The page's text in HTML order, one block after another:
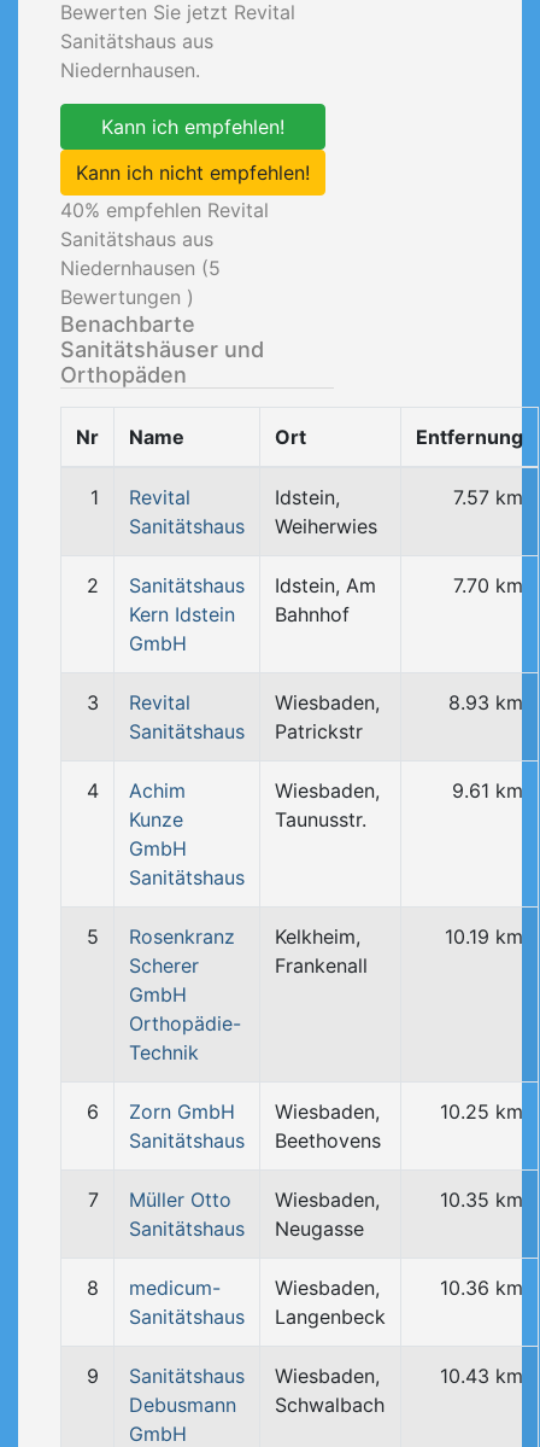
Bewerten Sie jetzt Revital
Sanitätshaus aus
Niedernhausen.
Kann ich empfehlen!
Kann ich nicht empfehlen!
40% empfehlen Revital
Sanitätshaus aus
Niedernhausen (5
Bewertungen )
Benachbarte
Sanitätshäuser und
Orthopäden
Nr Name Ort Entfernung
1
Revital
Sanitätshaus
Idstein,
Weiherwies
7.57 km
2
Sanitätshaus
Kern Idstein
GmbH
Idstein, Am
Bahnhof
7.70 km
3
Revital
Sanitätshaus
Wiesbaden,
Patrickstr
8.93 km
4
Achim
Kunze
GmbH
Sanitätshaus
Wiesbaden,
Taunusstr.
9.61 km
5
Rosenkranz
Scherer
GmbH
Orthopädie-
Technik
Kelkheim,
Frankenall
10.19 km
6
Zorn GmbH
Sanitätshaus
Wiesbaden,
Beethovens
10.25 km
7
Müller Otto
Sanitätshaus
Wiesbaden,
Neugasse
10.35 km
8
medicum-
Sanitätshaus
Wiesbaden,
Langenbeck
10.36 km
9
Sanitätshaus
Debusmann
GmbH
Wiesbaden,
Schwalbach
10.43 km